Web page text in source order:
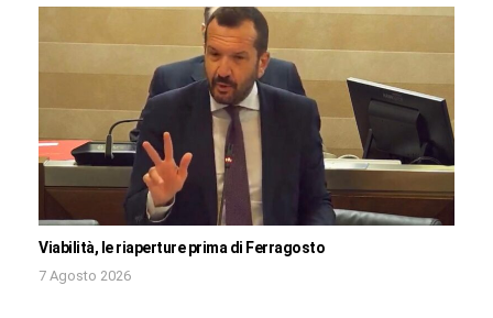
Viabilità, le riaperture prima di Ferragosto
7 Agosto 2026